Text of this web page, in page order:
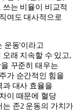
는 비율이 비교적
여도 대사적으로
운동'이라고
래 지속할 수 있고,
꾸준히 태우는
가 순간적인 힘을
과 대사 효율을
이 때문에 혈당
존2 운동의 가치가